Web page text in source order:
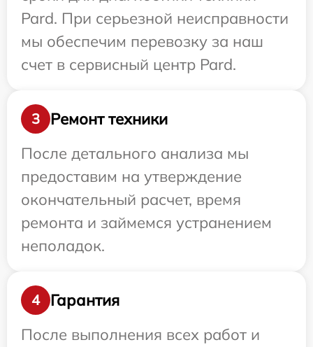
Pard. При серьезной неисправности
мы обеспечим перевозку за наш
счет в сервисный центр Pard.
3
Ремонт техники
После детального анализа мы
предоставим на утверждение
окончательный расчет, время
ремонта и займемся устранением
неполадок.
4
Гарантия
После выполнения всех работ и